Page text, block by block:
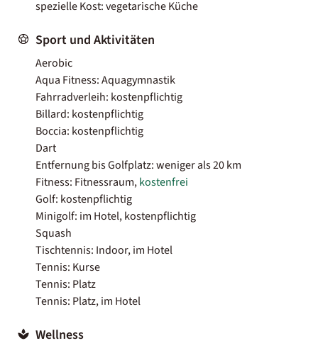
spezielle Kost: vegetarische Küche
Sport und Aktivitäten
Aerobic
Aqua Fitness: Aquagymnastik
Fahrradverleih: kostenpflichtig
Billard: kostenpflichtig
Boccia: kostenpflichtig
Dart
Entfernung bis Golfplatz: weniger als 20 km
Fitness: Fitnessraum,kostenfrei
Golf: kostenpflichtig
Minigolf: im Hotel, kostenpflichtig
Squash
Tischtennis: Indoor, im Hotel
Tennis: Kurse
Tennis: Platz
Tennis: Platz, im Hotel
Wellness